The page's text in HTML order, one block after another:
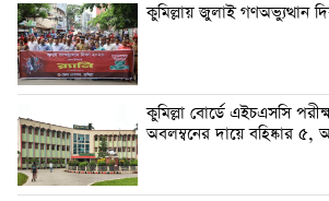
কুমিল্লায় জুলাই গণঅভ্যুত্থান
কুমিল্লা বোর্ডে এইচএসসি
অবলম্বনের দায়ে বহিষ্কার ৫,